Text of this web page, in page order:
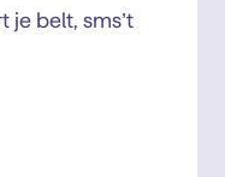
je belt, sms’t